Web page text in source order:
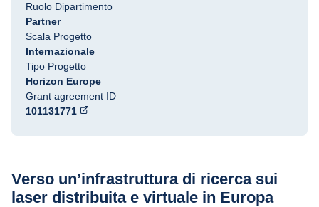
Ruolo Dipartimento
Partner
Scala Progetto
Internazionale
Tipo Progetto
Horizon Europe
Grant agreement ID
101131771
Verso un’infrastruttura di ricerca sui
laser distribuita e virtuale in Europa